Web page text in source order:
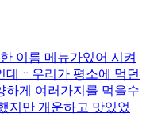
이름 메뉴가있어 시켜
데ᆢ우리가 평소에 먹던
하게 여러가지를 먹을수
지만 개운하고 맛있었